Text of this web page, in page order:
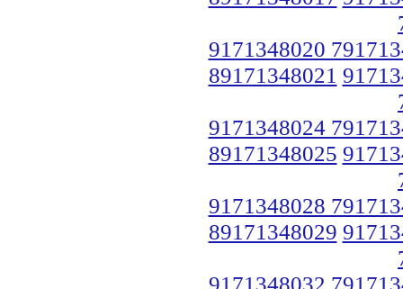
9171348020
89171348021
9171348024
89171348025
9171348028
89171348029
9171348032